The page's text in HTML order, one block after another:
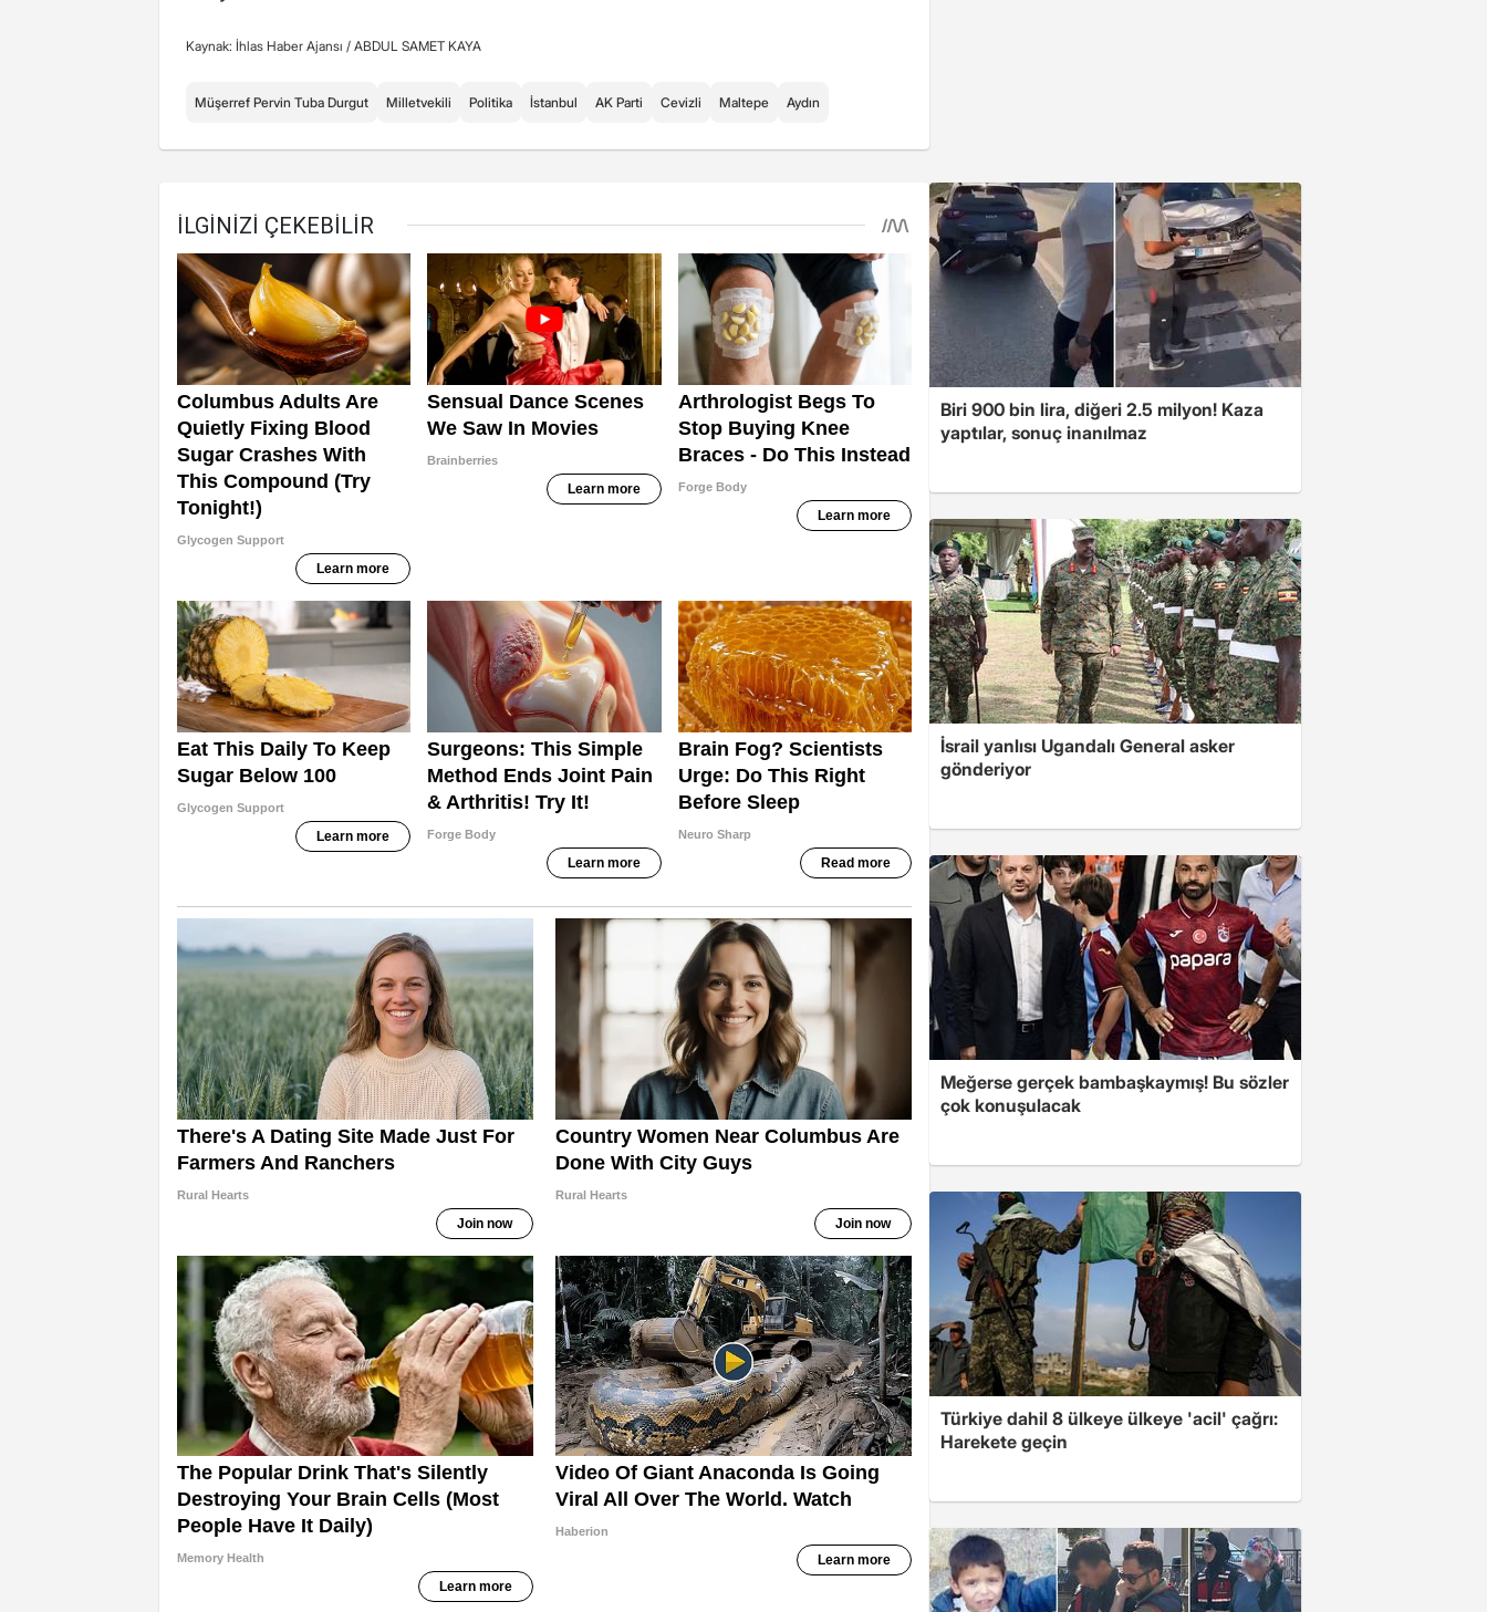
Kaynak: İhlas Haber Ajansı / ABDUL SAMET KAYA
Müşerref Pervin Tuba Durgut Milletvekili Politika İstanbul AK Parti Cevizli Maltepe Aydın
Biri 900 bin lira, diğeri 2.5 milyon! Kaza
yaptılar, sonuç inanılmaz
İsrail yanlısı Ugandalı General asker
gönderiyor
Meğerse gerçek bambaşkaymış! Bu sözler
çok konuşulacak
Türkiye dahil 8 ülkeye ülkeye 'acil' çağrı:
Harekete geçin